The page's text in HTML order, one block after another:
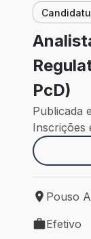
PcD)
Publicada
Inscrições
Local de
Pouso
Tipo de
Efetivo